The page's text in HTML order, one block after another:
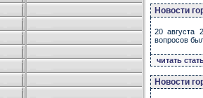
Новости
20 августа
вопросов
читать
Новости